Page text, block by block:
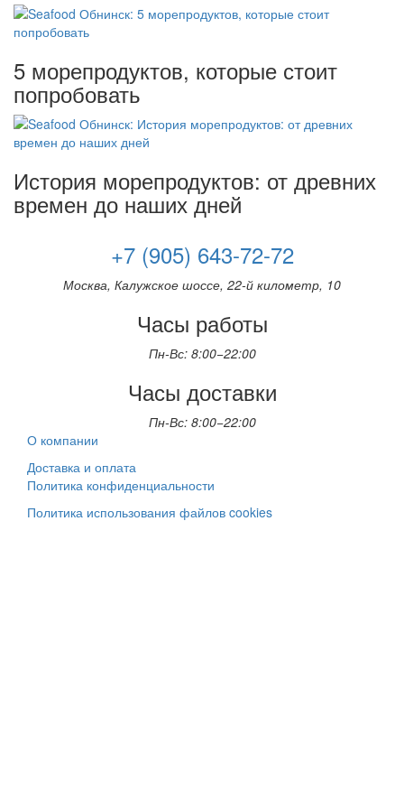
5 морепродуктов, которые стоит
попробовать
История морепродуктов: от древних
времен до наших дней
+7 (905) 643-72-72
Москва, Калужское шоссе, 22-й километр, 10
Часы работы
Пн-Вс: 8:00−22:00
Часы доставки
Пн-Вс: 8:00−22:00
О компании
Доставка и оплата
Политика конфиденциальности
Политика использования файлов cookies